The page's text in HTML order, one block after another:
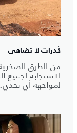
قُدرات لا تضاهى
من الطرق
الاستجابة لجميع
لمواجهة أي تحدي.